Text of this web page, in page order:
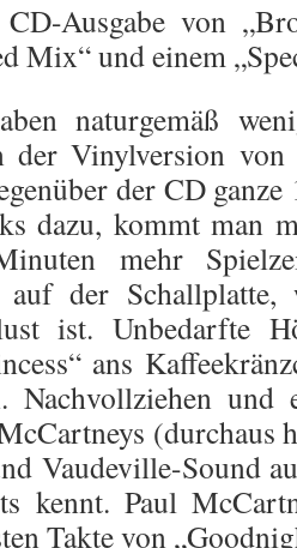
Ausgabe von
Mix“ und einem
naturgemäß
der Vinylversion
der CD
dazu, kommt man
mehr
auf der
ist. Unbedarfte
ans
Nachvollziehen und
Vaudeville-Sound
kennt. Paul
Takte von